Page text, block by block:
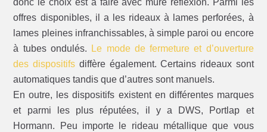
donc le choix est à faire avec mûre réflexion. Parmi les
offres disponibles, il a les rideaux à lames perforées, à
lames pleines infranchissables, à simple paroi ou encore
à tubes ondulés.
Le mode de fermeture et d’ouverture
des dispositifs diffère également. Certains rideaux sont
automatiques tandis que d’autres sont manuels.
En outre, les dispositifs existent en différentes marques
et parmi les plus réputées, il y a DWS, Portlap et
Hormann. Peu importe le rideau métallique que vous